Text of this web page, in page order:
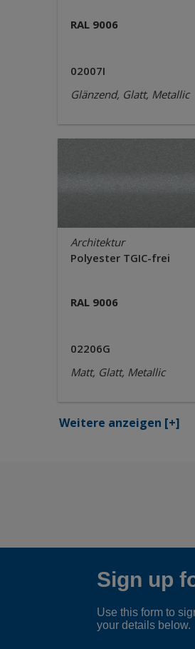
RAL 9006
02007I
Glänzend, Glatt, Metallic
Architektur
Polyester TGIC-frei
RAL 9006
02206G
Matt, Glatt, Metallic
Weitere anzeigen [+]